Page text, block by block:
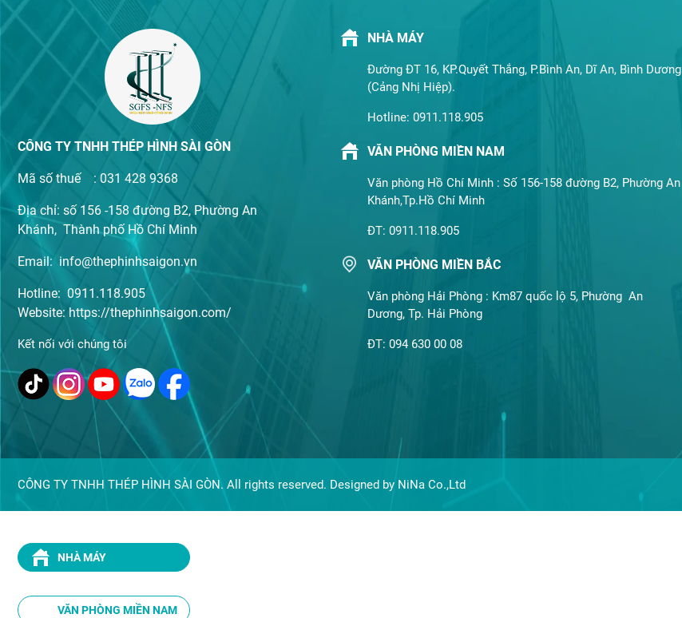
CÔNG TY TNHH THÉP HÌNH SÀI GÒN
Mã số thuế : 031 428 9368
Địa chỉ: số 156 -158 đường B2, Phường An
Khánh, Thành phố Hồ Chí Minh
Email: info@thephinhsaigon.vn
Hotline: 0911.118.905
Website: https://thephinhsaigon.com/
Kết nối với chúng tôi
NHÀ MÁY
Đường ĐT 16, KP.Quyết Thắng, P.Bình An, Dĩ An, Bình Dương
(Cảng Nhị Hiệp).
Hotline: 0911.118.905
VĂN PHÒNG MIỀN NAM
Văn phòng Hồ Chí Minh : Số 156-158 đường B2, Phường An
Khánh,Tp.Hồ Chí Minh
ĐT: 0911.118.905
VĂN PHÒNG MIỀN BẮC
Văn phòng Hải Phòng : Km87 quốc lộ 5, Phường An
Dương, Tp. Hải Phòng
ĐT: 094 630 00 08
CÔNG TY TNHH THÉP HÌNH SÀI GÒN. All rights reserved. Designed by NiNa Co.,Ltd
NHÀ MÁY
VĂN PHÒNG MIỀN NAM